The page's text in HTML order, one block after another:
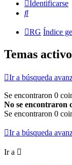
Identificarse
Buscar
RG Índice
Temas
Ir a búsqueda
Se encontraron 0
No se encontraron
Se encontraron 0
Ir a búsqueda
Ir a